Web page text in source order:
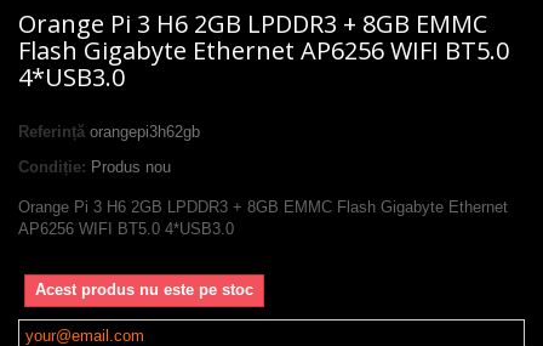
Orange Pi 3 H6 2GB LPDDR3 + 8GB EMMC
Flash Gigabyte Ethernet AP6256 WIFI BT5.0
4*USB3.0
Referință orangepi3h62gb
Condiție: Produs nou
Orange Pi 3 H6 2GB LPDDR3 + 8GB EMMC Flash Gigabyte Ethernet
AP6256 WIFI BT5.0 4*USB3.0
Acest produs nu este pe stoc